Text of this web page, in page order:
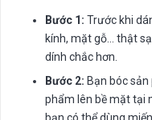
Bước 1: Trước khi
kính, mặt gỗ… thật
dính chắc hơn.
Bước 2: Bạn bóc
phẩm lên bề mặt tại